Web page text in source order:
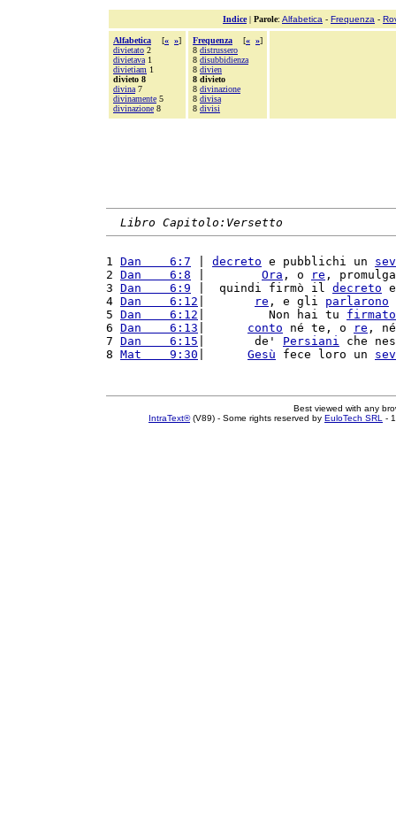
Indice| Parole: Alfabetica - Frequenza -
Alfabetica [« »]
divietato 2
divietava 1
divietiam 1
divieto 8
divina 7
divinamente 5
divinazione 8
Frequenza [« »]
8 distrussero
8 disubbidienza
8 divien
8 divieto
8 divinazione
8 divisa
8 divisi
Libro Capitolo:Versetto
1 Dan    6:7 decreto e pubblichi un
2 Dan    6:8 Ora , o re ,
3 Dan    6:9 |  quindi firmò il decreto
4 Dan    6:12 re , e gli parlarono
5 Dan    6:12 |         Non hai tu firmato
6 Dan    6:13 conto né te, o re ,
7 Dan    6:15 |       de' Persiani che
8 Mat    9:30 Gesù fece loro un
Best viewed with any
IntraText®(V89) - Some rights reserved by EuloTech SRL -